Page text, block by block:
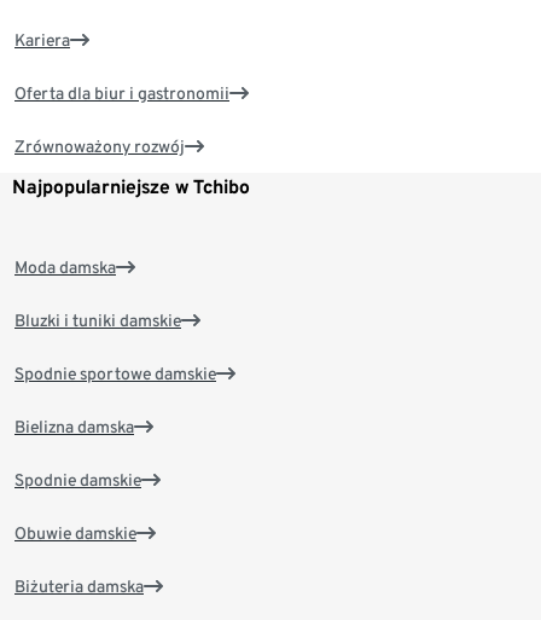
Kariera
Oferta dla biur i gastronomii
Zrównoważony rozwój
Najpopularniejsze w Tchibo
Moda damska
Bluzki i tuniki damskie
Spodnie sportowe damskie
Bielizna damska
Spodnie damskie
Obuwie damskie
Biżuteria damska